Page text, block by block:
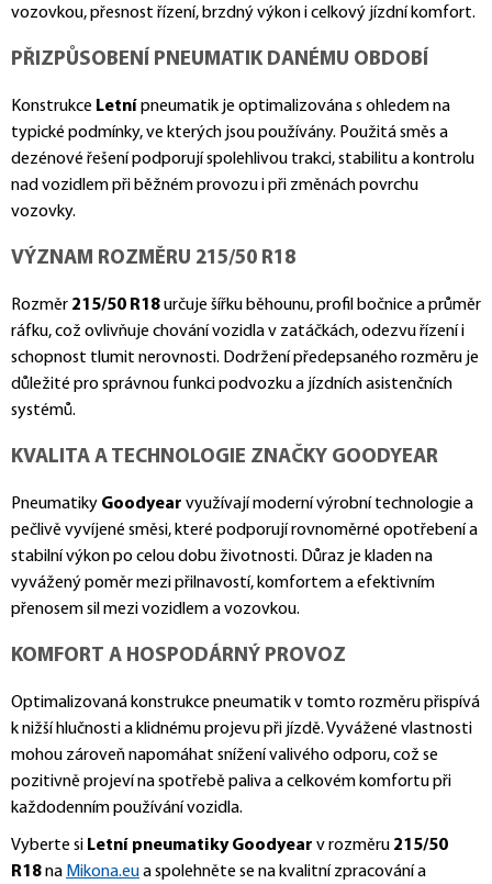
vozovkou, přesnost řízení, brzdný výkon i celkový jízdní komfort.
PŘIZPŮSOBENÍ PNEUMATIK DANÉMU OBDOBÍ
Konstrukce Letní pneumatik je optimalizována s ohledem na
typické podmínky, ve kterých jsou používány. Použitá směs a
dezénové řešení podporují spolehlivou trakci, stabilitu a kontrolu
nad vozidlem při běžném provozu i při změnách povrchu
vozovky.
VÝZNAM ROZMĚRU 215/50 R18
Rozměr 215/50 R18určuje šířku běhounu, profil bočnice a průměr
ráfku, což ovlivňuje chování vozidla v zatáčkách, odezvu řízení i
schopnost tlumit nerovnosti. Dodržení předepsaného rozměru je
důležité pro správnou funkci podvozku a jízdních asistenčních
systémů.
KVALITA A TECHNOLOGIE ZNAČKY GOODYEAR
Pneumatiky Goodyear využívají moderní výrobní technologie a
pečlivě vyvíjené směsi, které podporují rovnoměrné opotřebení a
stabilní výkon po celou dobu životnosti. Důraz je kladen na
vyvážený poměr mezi přilnavostí, komfortem a efektivním
přenosem sil mezi vozidlem a vozovkou.
KOMFORT A HOSPODÁRNÝ PROVOZ
Optimalizovaná konstrukce pneumatik v tomto rozměru přispívá
k nižší hlučnosti a klidnému projevu při jízdě. Vyvážené vlastnosti
mohou zároveň napomáhat snížení valivého odporu, což se
pozitivně projeví na spotřebě paliva a celkovém komfortu při
každodenním používání vozidla.
Vyberte si Letní pneumatiky Goodyear v rozměru 215/50
R18na Mikona.eua spolehněte se na kvalitní zpracování a